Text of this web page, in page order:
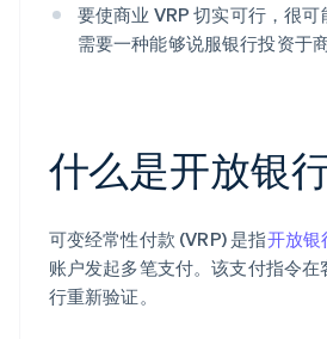
要使商业 VRP 切实可行，很
需要一种能够说服银行投资于
什么是开放银
可变经常性付款 (VRP) 是指开放银
账户发起多笔支付。该支付指令
行重新验证。